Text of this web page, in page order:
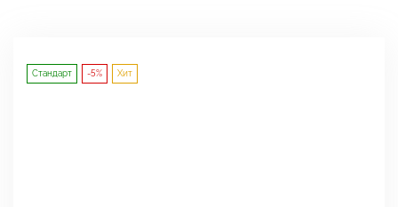
Стандарт -5% Хит